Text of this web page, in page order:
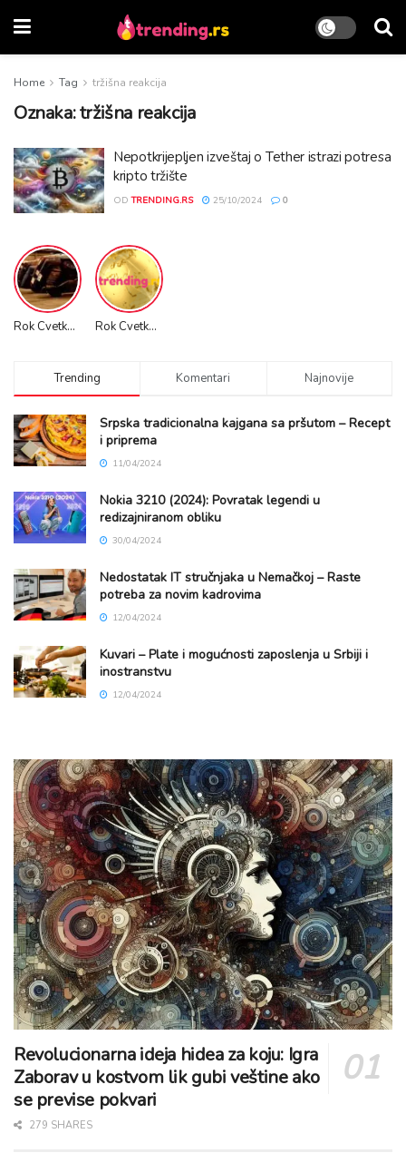
Home Tag tržišna reakcija
Oznaka:tržišna reakcija
Nepotkrijepljen izveštaj o Tether istrazi potresa
kripto tržište
OD TRENDING.RS 25/10/2024 0
Rok Cvetkov Promo VIDEO Rok Cvetkov Stunts
Trending Komentari Najnovije
Srpska tradicionalna kajgana sa pršutom – Recept
i priprema
11/04/2024
Nokia 3210 (2024): Povratak legendi u
redizajniranom obliku
30/04/2024
Nedostatak IT stručnjaka u Nemačkoj – Raste
potreba za novim kadrovima
12/04/2024
Kuvari – Plate i mogućnosti zaposlenja u Srbiji i
inostranstvu
12/04/2024
Revolucionarna ideja hidea za koju: Igra
Zaborav u kostvom lik gubi veštine ako
se previse pokvari
279 SHARES